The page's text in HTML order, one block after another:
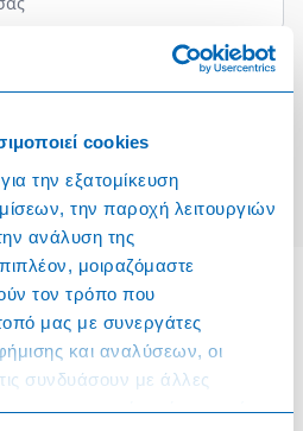
cookies
την εξατομίκευση
την παροχή λειτουργιών
ανάλυση της
μοιραζόμαστε
τον τρόπο που
μας με συνεργάτες
και αναλύσεων, οι
συνδυάσουν με άλλες
παραχωρήσει ή τις οποίες